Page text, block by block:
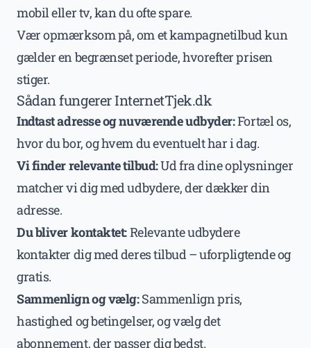
mobil eller tv, kan du ofte spare.
Vær opmærksom på, om et kampagnetilbud kun
gælder en begrænset periode, hvorefter prisen
stiger.
Sådan fungerer InternetTjek.dk
Indtast adresse og nuværende udbyder:Fortæl os,
hvor du bor, og hvem du eventuelt har i dag.
Vi finder relevante tilbud:Ud fra dine oplysninger
matcher vi dig med udbydere, der dækker din
adresse.
Du bliver kontaktet:Relevante udbydere
kontakter dig med deres tilbud – uforpligtende og
gratis.
Sammenlign og vælg:Sammenlign pris,
hastighed og betingelser, og vælg det
abonnement, der passer dig bedst.